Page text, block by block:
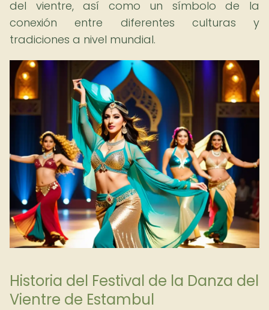
del vientre, así como un símbolo de la
conexión entre diferentes culturas y
tradiciones a nivel mundial.
Historia del Festival de la Danza del
Vientre de Estambul